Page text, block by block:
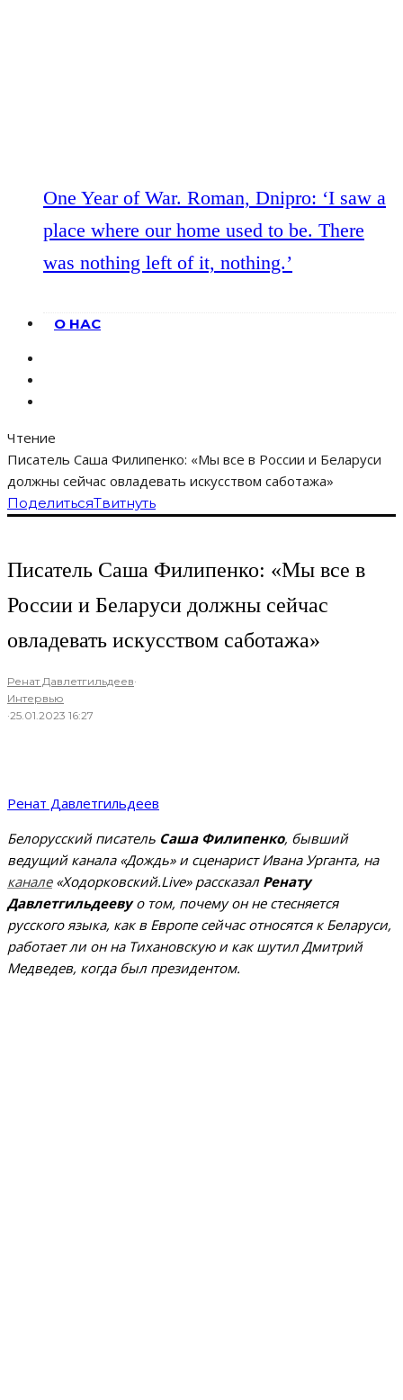
One Year of War. Roman, Dnipro: ‘I saw a
place where our home used to be. There
was nothing left of it, nothing.’
О НАС
Чтение
Писатель Саша Филипенко: «Мы все в России и Беларуси
должны сейчас овладевать искусством саботажа»
ПоделитьсяТвитнуть
Писатель Саша Филипенко: «Мы все в
России и Беларуси должны сейчас
овладевать искусством саботажа»
Ренат Давлетгильдеев·
Интервью
·25.01.2023 16:27
Ренат Давлетгильдеев
Белорусский писатель Саша Филипенко, бывший
ведущий канала «Дождь» и сценарист Ивана Урганта, на
канале«Ходорковский.Live» рассказал Ренату
Давлетгильдеевуо том, почему он не стесняется
русского языка, как в Европе сейчас относятся к Беларуси,
работает ли он на Тихановскую и как шутил Дмитрий
Медведев, когда был президентом.